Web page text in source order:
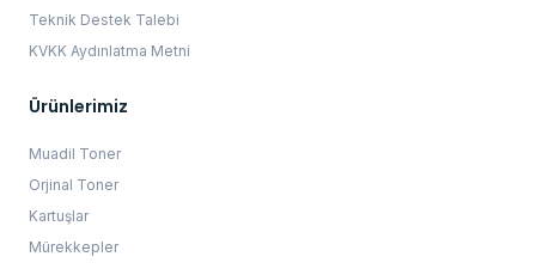
Teknik Destek Talebi
KVKK Aydınlatma Metni
Ürünlerimiz
Muadil Toner
Orjinal Toner
Kartuşlar
Mürekkepler